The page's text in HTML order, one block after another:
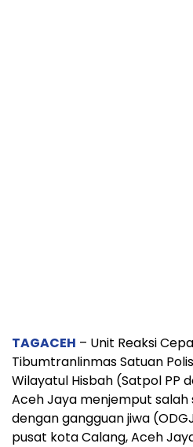
TAGACEH – Unit Reaksi
Tibumtranlinmas Satuan
Wilayatul Hisbah (Satpol PP
Aceh Jaya menjemput
dengan gangguan jiwa
pusat kota Calang, Aceh